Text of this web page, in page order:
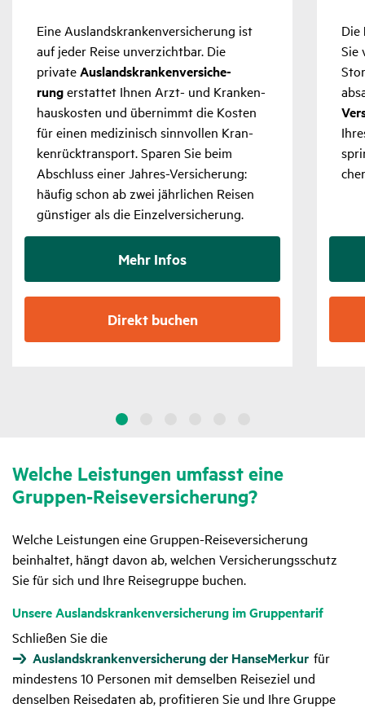
Eine Auslands­kran­ken­ver­si­che­rung ist
auf jeder Reise unver­zichtbar. Die
privateAuslands­kran­ken­ver­si­che­
rungerstattet Ihnen Arzt- und Kran­ken­
haus­kosten und über­nimmt die Kosten
für einen medi­zi­nisch sinn­vollen Kran­
ken­rück­trans­port. Sparen Sie beim
Abschluss einer Jahres-Versi­che­rung:
häufig schon ab zwei jähr­li­chen Reisen
güns­tiger als die Einzel­ver­si­che­rung.
Mehr Infos
Direkt buchen
Die
Sie
Welche Leis­tungen umfasst eine
Gruppen-Reise­ver­si­che­rung?
Welche Leistungen eine Gruppen-Reiseversicherung
beinhaltet, hängt davon ab, welchen Versicherungsschutz
Sie für sich und Ihre Reisegruppe buchen.
Unsere Auslands­kran­ken­ver­si­che­rung im Grup­pen­tarif
Schließen Sie die
Auslandskrankenversicherung der HanseMerkur für
mindestens 10 Personen mit demselben Reiseziel und
denselben Reisedaten ab, profitieren Sie und Ihre Gruppe